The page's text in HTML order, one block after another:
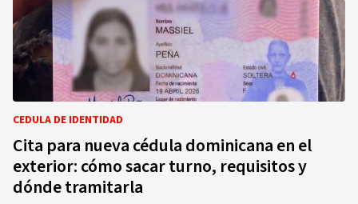
CEDULA DE IDENTIDAD
Cita para nueva cédula dominicana en el
exterior: cómo sacar turno, requisitos y
dónde tramitarla